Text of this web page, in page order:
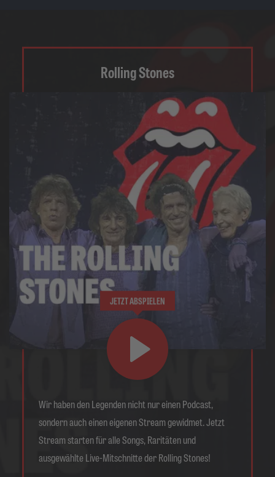
Rolling Stones
JETZT ABSPIELEN
Wir haben den Legenden nicht nur einen Podcast,
sondern auch einen eigenen Stream gewidmet. Jetzt
Stream starten für alle Songs, Raritäten und
ausgewählte Live-Mitschnitte der Rolling Stones!